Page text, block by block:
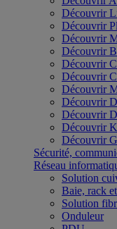
Découvrir
Découvrir
Découvrir
Découvrir
Découvrir
Découvrir
Découvrir
Découvrir
Découvrir
Découvrir
Découvrir
Sécurité,
Réseau
Solution
Baie, rack
Solution
Onduleur